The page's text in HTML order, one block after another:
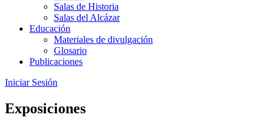
Salas de Historia
Salas del Alcázar
Educación
Materiales de divulgación
Glosario
Publicaciones
Iniciar Sesión
Exposiciones